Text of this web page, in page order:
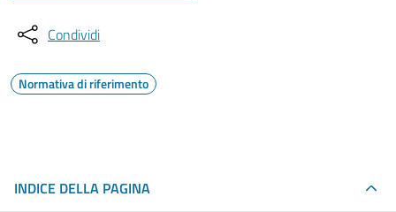
Condividi
Normativa di riferimento
INDICE DELLA PAGINA